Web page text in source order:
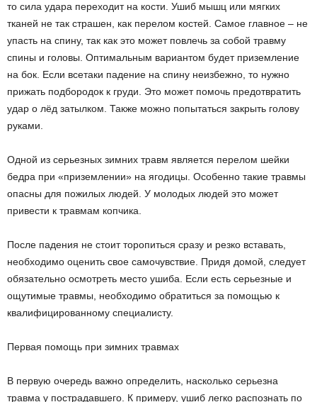
то сила удара переходит на кости. Ушиб мышц или мягких
тканей не так страшен, как перелом костей. Самое главное – не
упасть на спину, так как это может повлечь за собой травму
спины и головы. Оптимальным вариантом будет приземление
на бок. Если все­таки падение на спину неизбежно, то нужно
прижать подбородок к груди. Это может помочь предотвратить
удар о лёд затылком. Также можно попытаться закрыть голову
руками.
Одной из серьезных зимних травм является перелом шейки
бедра при «приземлении» на ягодицы. Особенно такие травмы
опасны для пожилых людей. У молодых людей это может
привести к травмам копчика.
После падения не стоит торопиться сразу и резко вставать,
необходимо оценить свое самочувствие. Придя домой, следует
обязательно осмотреть место ушиба. Если есть серьезные и
ощутимые травмы, необходимо обратиться за помощью к
квалифицированному специалисту.
Первая помощь при зимних травмах
В первую очередь важно определить, насколько серьезна
травма у пострадавшего. К примеру, ушиб легко распознать по